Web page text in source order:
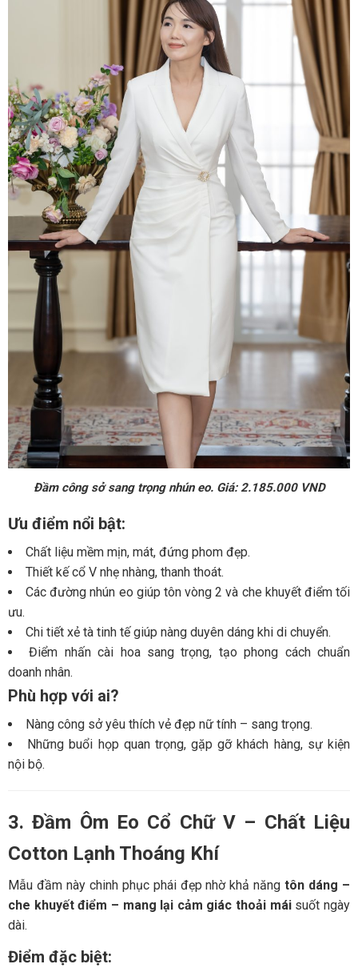
Đầm công sở sang trọng nhún eo. Giá: 2.185.000 VND
Ưu điểm nổi bật:
Chất liệu mềm mịn, mát, đứng phom đẹp.
Thiết kế cổ V nhẹ nhàng, thanh thoát.
Các đường nhún eo giúp tôn vòng 2 và che khuyết điểm tối
ưu.
Chi tiết xẻ tà tinh tế giúp nàng duyên dáng khi di chuyển.
Điểm nhấn cài hoa sang trọng, tạo phong cách chuẩn
doanh nhân.
Phù hợp với ai?
Nàng công sở yêu thích vẻ đẹp nữ tính – sang trọng.
Những buổi họp quan trọng, gặp gỡ khách hàng, sự kiện
nội bộ.
3. Đầm Ôm Eo Cổ Chữ V – Chất Liệu
Cotton Lạnh Thoáng Khí
Mẫu đầm này chinh phục phái đẹp nhờ khả năngtôn dáng –
che khuyết điểm – mang lại cảm giác thoải máisuốt ngày
dài.
Điểm đặc biệt: